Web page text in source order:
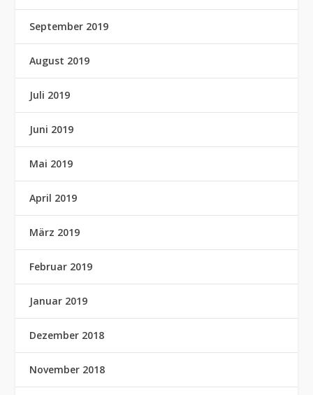
September 2019
August 2019
Juli 2019
Juni 2019
Mai 2019
April 2019
März 2019
Februar 2019
Januar 2019
Dezember 2018
November 2018